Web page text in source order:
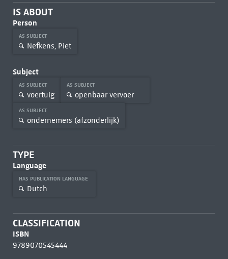
IS ABOUT
Person
AS SUBJECT
Nefkens, Piet
Subject
AS SUBJECT
voertuig
AS SUBJECT
openbaar vervoer
AS SUBJECT
ondernemers (afzonderlijk)
TYPE
Language
HAS PUBLICATION LANGUAGE
Dutch
CLASSIFICATION
ISBN
9789070545444